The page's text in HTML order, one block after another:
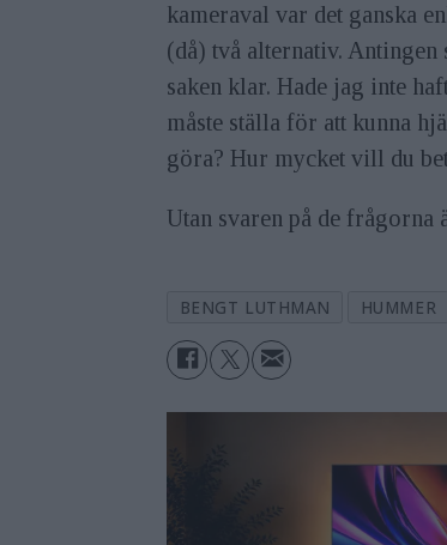
kameraval var det ganska
(då) två alternativ.
saken klar. Hade jag inte
måste ställa för att kunna
göra? Hur mycket vill du
Utan svaren på de frågorna
BENGT LUTHMAN HUMMER